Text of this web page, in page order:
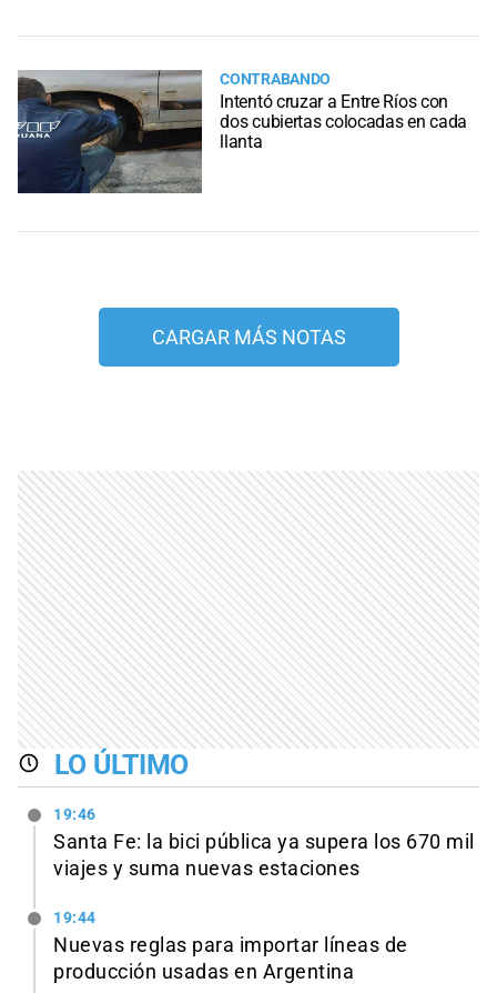
CONTRABANDO
Intentó cruzar a Entre Ríos con
dos cubiertas colocadas en cada
llanta
CARGAR MÁS NOTAS
LO ÚLTIMO
19:46
Santa Fe: la bici pública ya supera los 670 mil
viajes y suma nuevas estaciones
19:44
Nuevas reglas para importar líneas de
producción usadas en Argentina